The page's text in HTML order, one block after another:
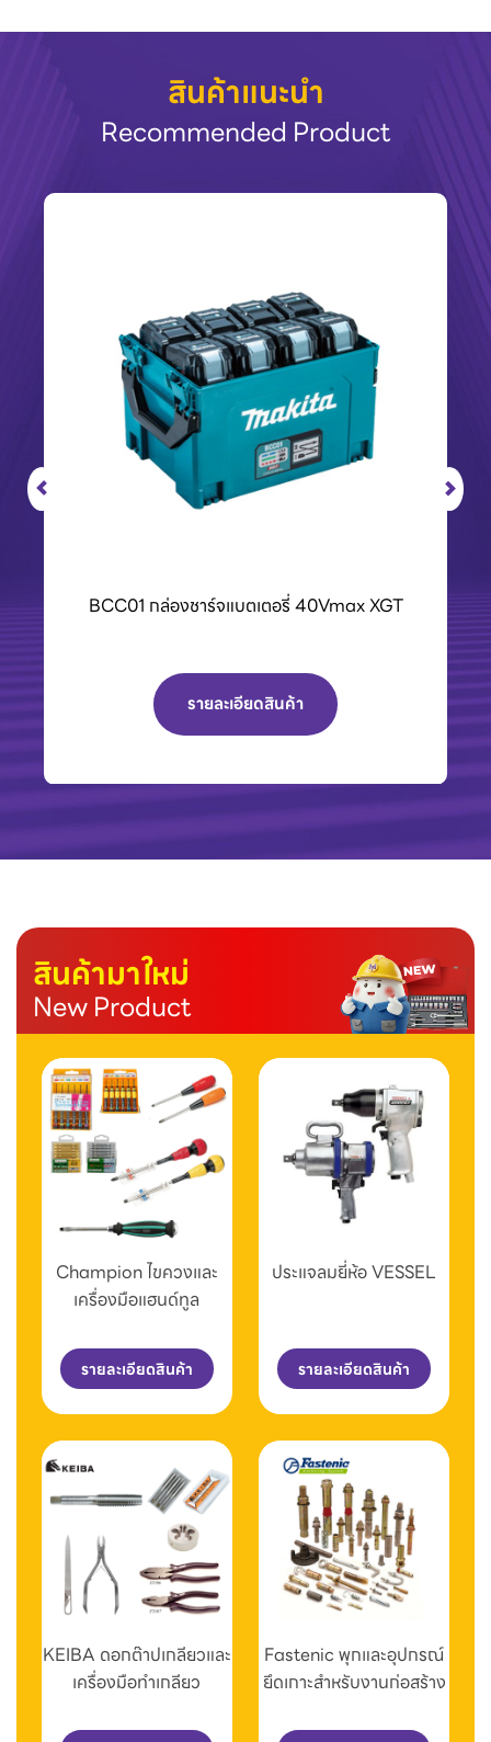
สินค้าแนะนำ
Recommended Product
เครื่องPOLO เครื่องฉีดน้ำแรงดันสูงและเครื่องดูด
รายละเอียดสินค้า
สินค้ามาใหม่
New Product
Champion ไขควงและ
เครื่องมือแฮนด์ทูล
รายละเอียดสินค้า
ประแจลมยี่ห้อ VESSEL
รายละเอียดสินค้า
KEIBA ดอกต๊าปเกลียวและ
เครื่องมือทำเกลียว
Fastenic พุกและอุปกรณ์
ยึดเกาะสำหรับงานก่อสร้าง